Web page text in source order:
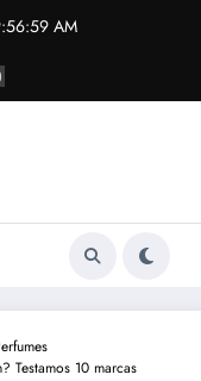
AM
Testamos 10 marcas